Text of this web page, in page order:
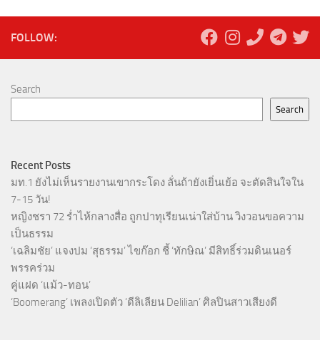
FOLLOW:
Search
Search
Recent Posts
มท.1 ยังไม่เห็นรายงานเขากระโดง ลั่นถ้ายังเยิ่นเย้อ จะตัดสินใจใน
7-15 วัน!
หญิงชรา 72 ร่ำไห้กลางสื่อ ถูกปาทุเรียนเน่าใส่บ้าน วิงวอนขอความ
เป็นธรรม
‘เฉลิมชัย’ แจงปม ‘สุธรรม’ ไขก๊อก ชี้ ‘ทักษิณ’ มีสิทธิ์ร่วมดินเนอร์
พรรคร่วม
คู่แฝด ‘แม้ว-ทอน’
‘Boomerang’ เพลงเปิดตัว ‘ดีลิเลียน Delilian’ ศิลปินสาวเสียงดี